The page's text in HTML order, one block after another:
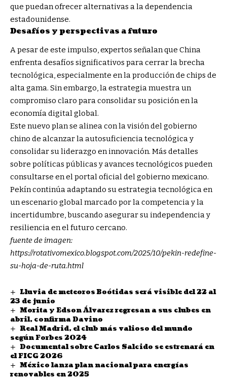
que puedan ofrecer alternativas a la dependencia
estadounidense.
Desafíos y perspectivas a futuro
A pesar de este impulso, expertos señalan que China
enfrenta desafíos significativos para cerrar la brecha
tecnológica, especialmente en la producción de chips de
alta gama. Sin embargo, la estrategia muestra un
compromiso claro para consolidar su posición en la
economía digital global.
Este nuevo plan se alinea con la visión del gobierno
chino de alcanzar la autosuficiencia tecnológica y
consolidar su liderazgo en innovación. Más detalles
sobre políticas públicas y avances tecnológicos pueden
consultarse en el portal oficial del gobierno mexicano.
Pekín continúa adaptando su estrategia tecnológica en
un escenario global marcado por la competencia y la
incertidumbre, buscando asegurar su independencia y
resiliencia en el futuro cercano.
fuente de imagen:
https://rotativomexico.blogspot.com/2025/10/pekin-redefine-
su-hoja-de-ruta.html
Lluvia de meteoros Boótidas será visible del 22 al
23 de junio
Morita y Edson Álvarez regresan a sus clubes en
abril, confirma Davino
Real Madrid, el club más valioso del mundo
según Forbes 2024
Documental sobre Carlos Salcido se estrenará en
el FICG 2026
México lanza plan nacional para energías
renovables en 2025